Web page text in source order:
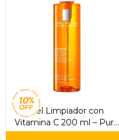
Gel Limpiador con
Vitamina C 200 ml – Pure
Vitamin C Moussant